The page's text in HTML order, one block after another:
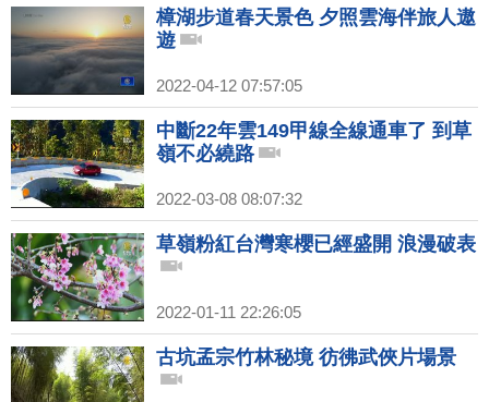
樟湖步道春天景色 夕照雲海伴旅人遨
遊
2022-04-12 07:57:05
中斷22年雲149甲線全線通車了 到草
嶺不必繞路
2022-03-08 08:07:32
草嶺粉紅台灣寒櫻已經盛開 浪漫破表
2022-01-11 22:26:05
古坑孟宗竹林秘境 彷彿武俠片場景